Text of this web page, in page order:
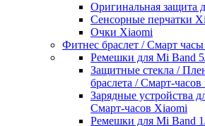
Оригинальная защита
Сенсорные перчатки
Очки Xiaomi
Фитнес браслет / Смарт
Ремешки для Mi Band
Защитные стекла /
браслета / Смарт-
Зарядные устройства
Смарт-часов Xiaomi
Ремешки для Mi Band